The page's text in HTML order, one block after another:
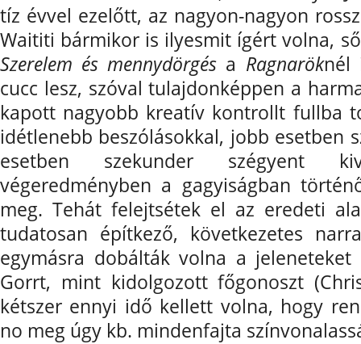
tíz évvel ezelőtt, az nagyon-nagyon
Waititi bármikor is ilyesmit ígért volna,
Szerelem és mennydörgés a Ragnaröknél
cucc lesz, szóval tulajdonképpen a
kapott nagyobb kreatív kontrollt fullba
idétlenebb beszólásokkal, jobb esetben
esetben szekunder szégyent
végeredményben a gagyiságban
meg. Tehát felejtsétek el az eredeti
tudatosan építkező, következetes
egymásra dobálták volna a
Gorrt, mint kidolgozott főgonoszt
kétszer ennyi idő kellett volna, hogy
no meg úgy kb. mindenfajta